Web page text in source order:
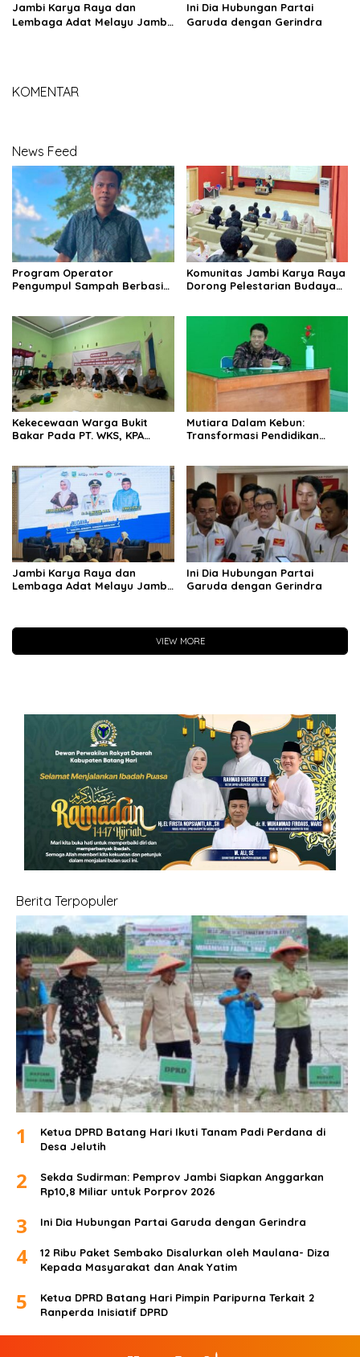
Jambi Karya Raya dan
Lembaga Adat Melayu Jambi
Ini Dia Hubungan Partai
Garuda dengan Gerindra
KOMENTAR
News Feed
Program Operator
Pengumpul Sampah Berbasis
Rully Arizal: Pahami Dulu
Tujuan Programnya !!!
Komunitas Jambi Karya Raya
Dorong Pelestarian Budaya
Kekecewaan Warga Bukit
Bakar Pada PT. WKS, KPA
Mutiara Dalam Kebun:
Transformasi Pendidikan
Maro Sebo Ilir
Jambi Karya Raya dan
Lembaga Adat Melayu Jambi
Ini Dia Hubungan Partai
Garuda dengan Gerindra
VIEW MORE
Berita Terpopuler
1
Ketua DPRD Batang Hari Ikuti Tanam Padi Perdana di
Desa Jelutih
2
Sekda Sudirman: Pemprov Jambi Siapkan Anggarkan
Rp10,8 Miliar untuk Porprov 2026
3 Ini Dia Hubungan Partai Garuda dengan Gerindra
4
12 Ribu Paket Sembako Disalurkan oleh Maulana- Diza
Kepada Masyarakat dan Anak Yatim
5
Ketua DPRD Batang Hari Pimpin Paripurna Terkait 2
Ranperda Inisiatif DPRD